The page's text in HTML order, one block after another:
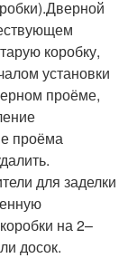
коробку,
установки
проёме,
проёма
для заделки
на 2–
досок.